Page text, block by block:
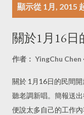
顯示從 1月, 2015
關於1月16
作者： YingChu Chen
關於 1月16日的民間
聽老調新唱。簡報送
便說太多自己的工作